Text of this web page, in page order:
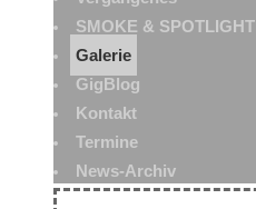
SMOKE & SPOTLIGHT
Galerie
GigBlog
Kontakt
Termine
News-Archiv